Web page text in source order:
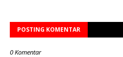
POSTING KOMENTAR
0 Komentar